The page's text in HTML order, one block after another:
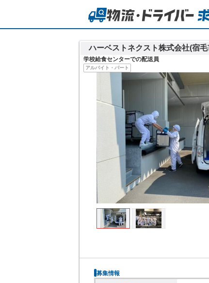
ハーベストネクスト株式会社(宿
学校給食センターでの配送員
アルバイト・パート
募集情報